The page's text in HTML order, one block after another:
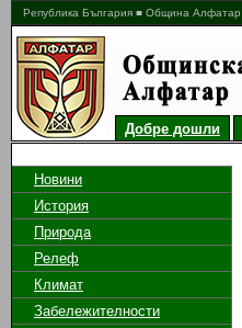
Република България ■ Община Алфатар
Добре дошли
Новини
История
Природа
Релеф
Климат
Забележителности